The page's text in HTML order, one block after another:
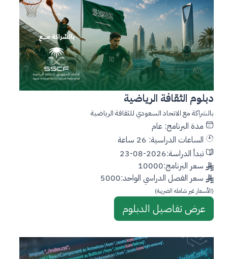
دبلوم الثقافة الرياضية
بالشراكة مع الاتحاد السعودي للثقافة الرياضية
مدة البرنامج: عام
الساعات الدراسية: 26 ساعة
تبدأ الدراسة:2026-08-23
سعر البرنامج:10000
سعر الفصل الدراسي الواحد:5000
(الأسعار غير شامله الضريبة)
عرض تفاصيل الدبلوم